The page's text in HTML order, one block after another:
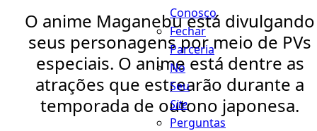
Conosco
Fechar
Parceria
No
Seu
Site
Perguntas
O anime Maganebu está divulgando
seus personagens por meio de PVs
especiais. O anime está dentre as
atrações que estrearão durante a
temporada de outono japonesa.